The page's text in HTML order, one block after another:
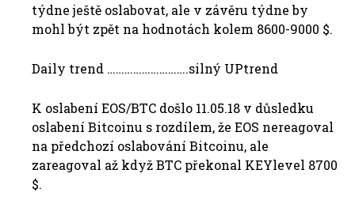
týdne ještě oslabovat, ale v závěru týdne by
mohl být zpět na hodnotách kolem 8600-9000 $.
Daily trend ……………………….silný UPtrend
K oslabení EOS/BTC došlo 11.05.18 v důsledku
oslabení Bitcoinu s rozdílem, že EOS nereagoval
na předchozí oslabování Bitcoinu, ale
zareagoval až když BTC překonal KEYlevel 8700
$.